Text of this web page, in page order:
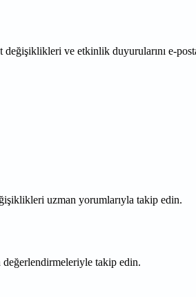
ve etkinlik duyurularını e-
uzman yorumlarıyla takip edin.
değerlendirmeleriyle takip edin.